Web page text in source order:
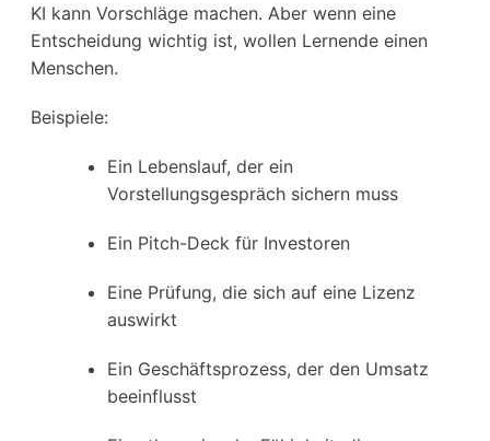
KI kann Vorschläge machen. Aber wenn eine
Entscheidung wichtig ist, wollen Lernende einen
Menschen.
Beispiele:
Ein Lebenslauf, der ein
Vorstellungsgespräch sichern muss
Ein Pitch-Deck für Investoren
Eine Prüfung, die sich auf eine Lizenz
auswirkt
Ein Geschäftsprozess, der den Umsatz
beeinflusst